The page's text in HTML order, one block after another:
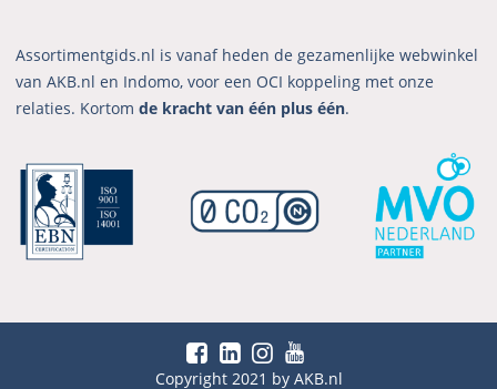
Assortimentgids.nl is vanaf heden de gezamenlijke webwinkel
van AKB.nl en Indomo, voor een OCI koppeling met onze
relaties. Kortomde kracht van één plus één.
Copyright 2021 by AKB.nl